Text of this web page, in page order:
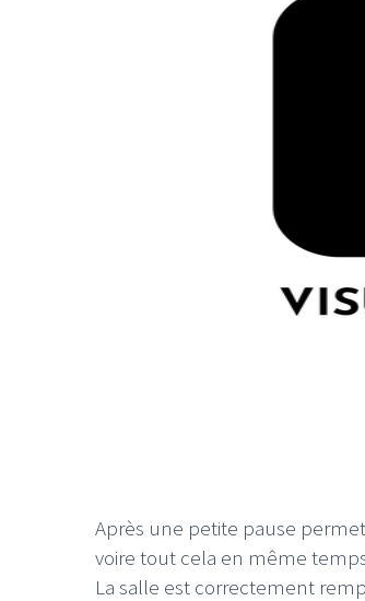
Après une petite pause
voire tout cela en même
La salle est correctement